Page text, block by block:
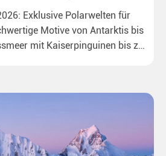
Exklusive Polarwelten für
Motive von Antarktis bis
mit Kaiserpinguinen bis zu